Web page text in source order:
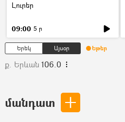
Լուրեր
09:00 5 ր
Երեկ Այսօր Եթեր
ք. Երևան 106.0
մանդատ